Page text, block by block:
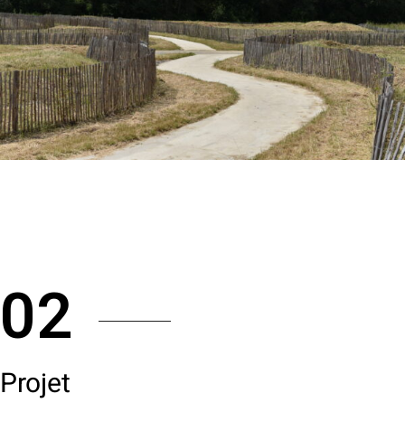
02
Projet